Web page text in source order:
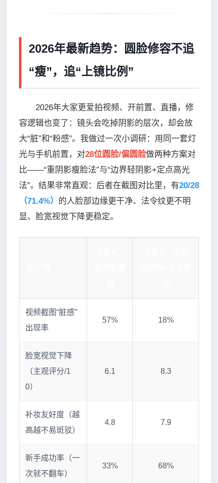
2026年最新趋势：圆脸修容不追
“瘦”，追“上镜比例”
2026年大家更爱拍视频、开前置、直播，修
容逻辑也变了：镜头会吃掉阴影的层次，却会放
大“脏”和“粉感”。我做过一次小调研：用同一套灯
光与手机前置，对28位圆脸/偏圆脸做两种方案对
比——“重阴影瘦脸法”与“边界轻阴影+定点高光
法”。结果非常直观：后者在截图对比里，有20/28
（71.4%）
的人脸部边缘更干净、法令纹更不明
显、脸宽视觉下降更稳定。
视频截图“脏感”
出现率
57% 18%
脸宽视觉下降
（主观评分/1
0）
6.1 8.3
补妆友好度（越
高越不易斑驳）
4.8 7.9
新手成功率（一
次就不翻车）
33% 68%